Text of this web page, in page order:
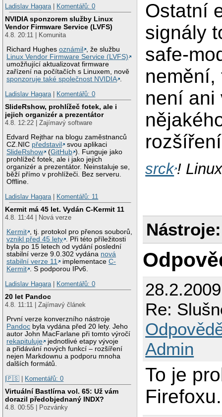
Ladislav Hagara
Komentářů: 0
NVIDIA sponzorem služby Linux
Vendor Firmware Service (LVFS)
4.8. 20:11 | Komunita
Richard Hughesoznámil
, že službu
Linux Vendor Firmware Service (LVFS)
umožňující aktualizovat firmware
zařízení na počítačích s Linuxem, nově
sponzoruje také společnost NVIDIA .
Ladislav Hagara | Komentářů: 0
SlideRshow, prohlížeč fotek, ale i
jejich organizér a prezentátor
4.8. 12:22 | Zajímavý software
Edvard Rejthar na blogu zaměstnanců
CZ.NIC představil
svou aplikaci
SlideRshow
(GitHub ). Funguje jako
prohlížeč fotek, ale i jako jejich
organizér a prezentátor. Neinstaluje se,
běží přímo v prohlížeči. Bez serveru.
Offline.
Ladislav Hagara | Komentářů: 11
Kermit má 45 let. Vydán C-Kermit 11
4.8. 11:44 | Nová verze
Kermit , tj. protokol pro přenos souborů,
vznikl před 45 lety . Při této příležitosti
byla po 15 letech od vydání poslední
stabilní verze 9.0.302 vydána nová
stabilní verze 11
implementaceC-
Kermit . S podporou IPv6.
Ladislav Hagara | Komentářů: 0
20 let Pandoc
4.8. 11:11 | Zajímavý článek
První verze konverzního nástroje
Pandoc byla vydána před 20 lety. Jeho
autor John MacFarlane při tomto výročí
rekapituluje
jednotlivé etapy vývoje
a přidávání nových funkcí – rozšíření
nejen Markdownu a podporu mnoha
dalších formátů.
|🇵🇸 | Komentářů: 0
Virtuální Bastlírna vol. 65: Už vám
dorazil předobjednaný INDX?
4.8. 00:55 | Pozvánky
Ostatní
signály
safe-
nemění,
není ani
srck!
Nástroje:
Re:
Admin
To je
Firefoxu.